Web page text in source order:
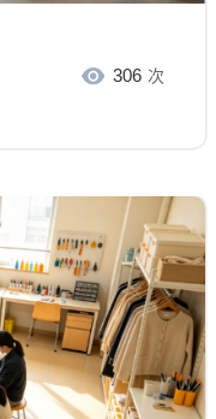
306 次